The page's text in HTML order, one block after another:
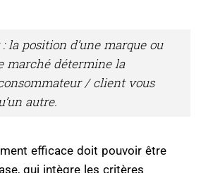
la position d’une marque ou
marché détermine la
/ client vous
autre.
efficace doit pouvoir être
qui intègre les critères